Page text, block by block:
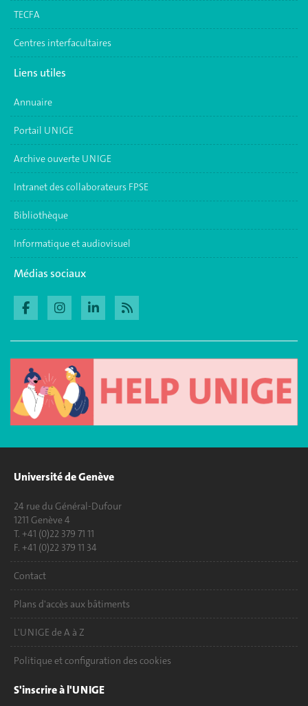
TECFA
Centres interfacultaires
Liens utiles
Annuaire
Portail UNIGE
Archive ouverte UNIGE
Intranet des collaborateurs FPSE
Bibliothèque
Informatique et audiovisuel
Médias sociaux
Université de Genève
24 rue du Général-Dufour
1211 Genève 4
T. +41 (0)22 379 71 11
F. +41 (0)22 379 11 34
Contact
Plans d'accès aux bâtiments
L'UNIGE de A à Z
Politique et configuration des cookies
S'inscrire à l'UNIGE